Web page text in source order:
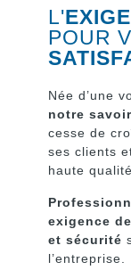
L'
POUR
Née d’une
notre
cesse de
ses clients
haute
exigence
et sécurité
l’entreprise.